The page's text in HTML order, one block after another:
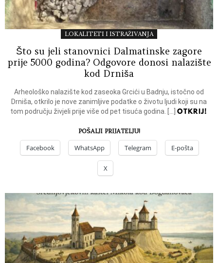
LOKALITETI I ISTRAŽIVANJA
Što su jeli stanovnici Dalmatinske zagore
prije 5000 godina? Odgovore donosi nalazište
kod Drniša
Arheološko nalazište kod zaseoka Grcići u Badnju, istočno od
Drniša, otkrilo je nove zanimljive podatke o životu ljudi koji su na
tom području živjeli prije više od pet tisuća godina. […]OTKRIJ!
POŠALJI PRIJATELJU!
Facebook WhatsApp Telegram E-pošta
X